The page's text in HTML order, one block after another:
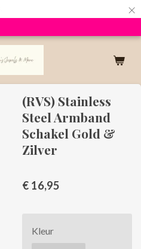
×
(RVS) Stainless
Steel Armband
Schakel Gold &
Zilver
€ 16,95
Kleur